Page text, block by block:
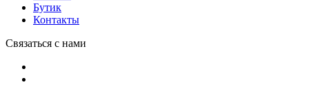
Бутик
Контакты
Связаться с нами